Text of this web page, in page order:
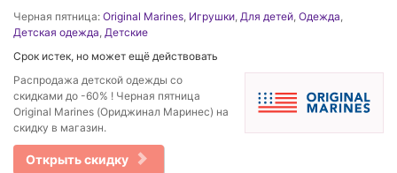
Черная пятница: Original Marines, Игрушки, Для детей, Одежда,
Детская одежда, Детские
Срок истек, но может ещё действовать
Распродажа детской одежды со
скидками до -60% ! Черная пятница
Original Marines (Ориджинал Маринес) на
скидку в магазин.
Открыть скидку